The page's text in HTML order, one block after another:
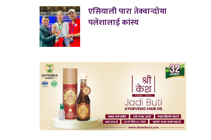
एसियाली पारा तेक्वान्दोमा
पलेशालाई कांस्य